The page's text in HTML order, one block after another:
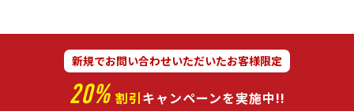
新規でお問い合わせいただいたお客様限定
20% 割引キャンペーンを実施中!!